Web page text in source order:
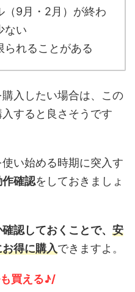
（9月・2月）が終わ
ない
られることがある
入したい場合は、この
すると良さそうです
い始める時期に突入す
確認をしておきましょ
認しておくことで、 安
得に購入できますよ。
買える♪/